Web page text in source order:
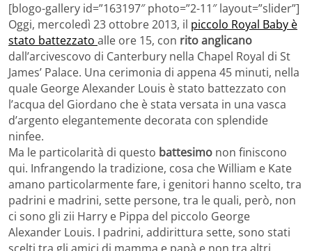
[blogo-gallery id=”163197″ photo=”2-11″ layout=”slider”]
Oggi, mercoledì 23 ottobre 2013, il piccolo Royal Baby è
stato battezzato alle ore 15, con rito anglicano
dall’arcivescovo di Canterbury nella Chapel Royal di St
James’ Palace. Una cerimonia di appena 45 minuti, nella
quale George Alexander Louis è stato battezzato con
l’acqua del Giordano che è stata versata in una vasca
d’argento elegantemente decorata con splendide
ninfee.
Ma le particolarità di questo battesimo non finiscono
qui. Infrangendo la tradizione, cosa che William e Kate
amano particolarmente fare, i genitori hanno scelto, tra
padrini e madrini, sette persone, tra le quali, però, non
ci sono gli zii Harry e Pippa del piccolo George
Alexander Louis. I padrini, addirittura sette, sono stati